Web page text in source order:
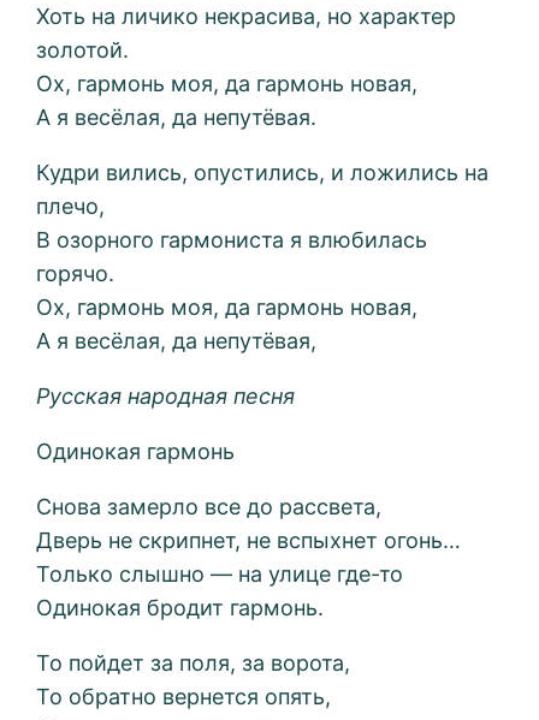
Хоть на личико некрасива, но характер
золотой.
Ох, гармонь моя, да гармонь новая,
А я весёлая, да непутёвая.
Кудри вились, опустились, и ложились на
плечо,
В озорного гармониста я влюбилась
горячо.
Ох, гармонь моя, да гармонь новая,
А я весёлая, да непутёвая,
Русская народная песня
Одинокая гармонь
Снова замерло все до рассвета,
Дверь не скрипнет, не вспыхнет огонь…
Только слышно — на улице где-то
Одинокая бродит гармонь.
То пойдет за поля, за ворота,
То обратно вернется опять,